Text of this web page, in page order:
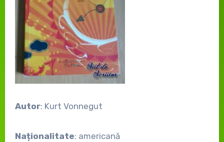
Autor: Kurt Vonnegut
Naționalitate: americană